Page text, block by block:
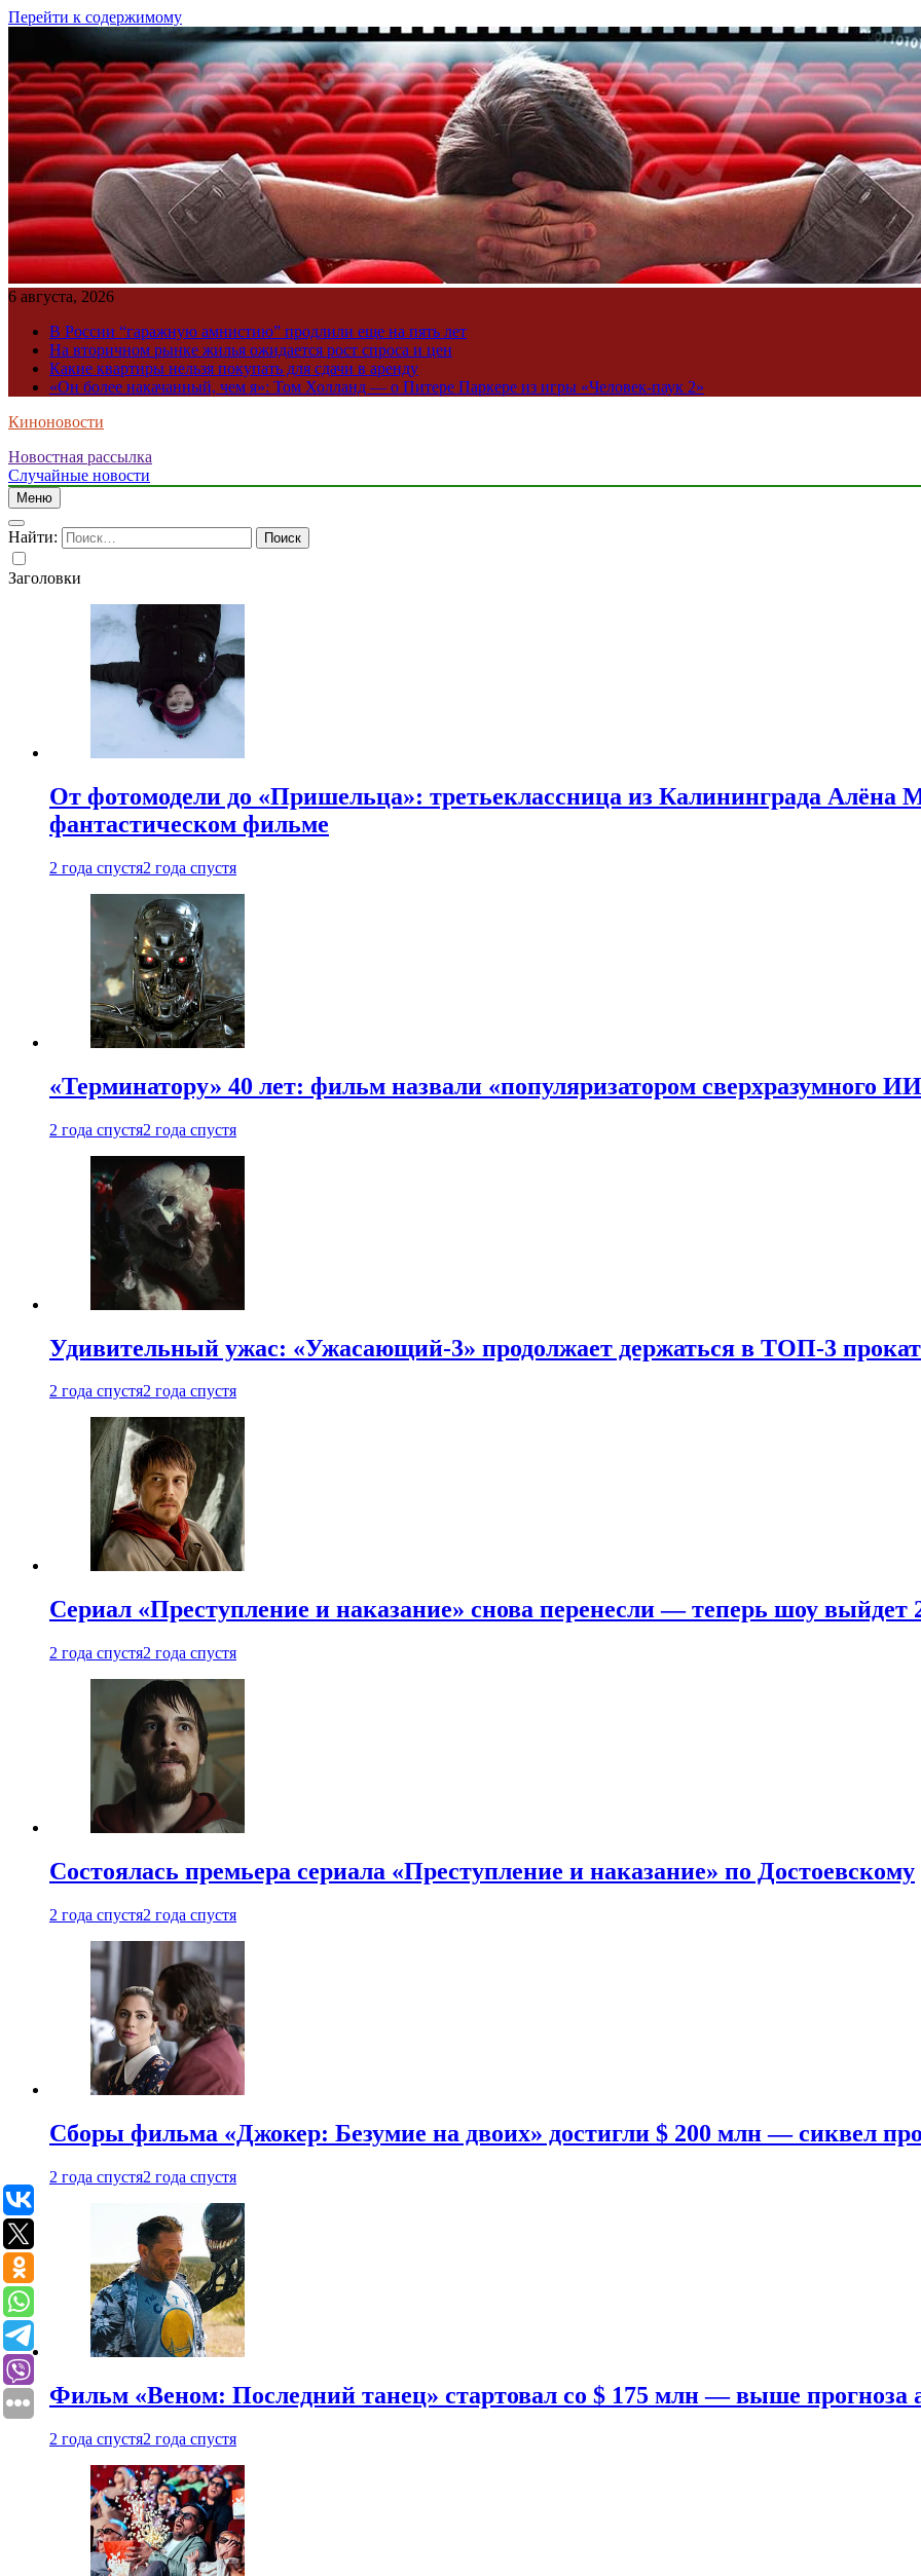
Перейти к содержимому
6 августа, 2026
В России “гаражную амнистию” продлили еще на пять лет
На вторичном рынке жилья ожидается рост спроса и цен
Какие квартиры нельзя покупать для сдачи в аренду
«Он более накачанный, чем я»: Том Холланд — о Питере Паркере из игры «Человек-паук 2»
Киноновости
Новостная рассылка
Случайные новости
Меню
Найти:
Заголовки
От фотомодели до «Пришельца»: третьеклассница из Калининграда Алёна
фантастическом фильме
2 года спустя2 года спустя
«Терминатору» 40 лет: фильм назвали «популяризатором сверхразумного
2 года спустя2 года спустя
Удивительный ужас: «Ужасающий-3» продолжает держаться в ТОП-3
2 года спустя2 года спустя
Сериал «Преступление и наказание» снова перенесли — теперь шоу выйдет
2 года спустя2 года спустя
Состоялась премьера сериала «Преступление и наказание» по Достоевскому
2 года спустя2 года спустя
Сборы фильма «Джокер: Безумие на двоих» достигли $ 200 млн — сиквел
2 года спустя2 года спустя
Фильм «Веном: Последний танец» стартовал со $ 175 млн — выше прогноза
2 года спустя2 года спустя